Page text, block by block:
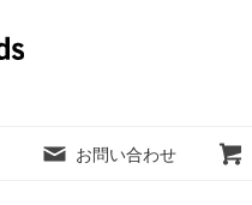
お問い合わせ